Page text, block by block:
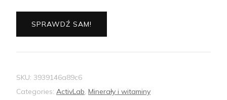
SPRAWDŹ SAM!
SKU: 3939146a89c6
Categories: ActivLab, Minerały i witaminy